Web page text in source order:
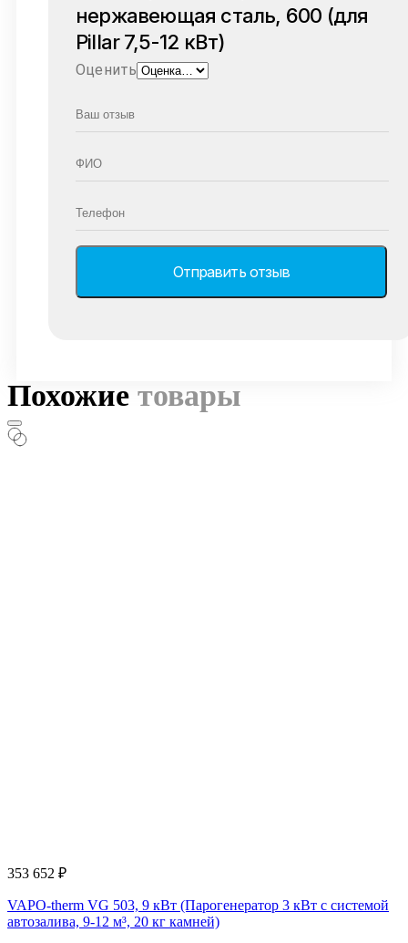
нержавеющая сталь, 600 (для
Pillar 7,5-12 кВт)
Оценить
Похожие товары
353 652 ₽
VAPO-therm VG 503, 9 кВт (Парогенератор 3 кВт с системой
автозалива, 9-12 м³, 20 кг камней)